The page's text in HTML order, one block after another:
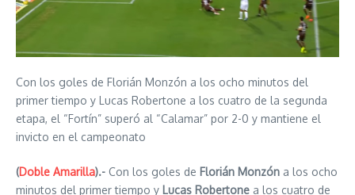
Con los goles de Florián Monzón a los ocho minutos del
primer tiempo y Lucas Robertone a los cuatro de la segunda
etapa, el “Fortín” superó al “Calamar” por 2-0 y mantiene el
invicto en el campeonato
(Doble Amarilla).- Con los goles de Florián Monzón a los ocho
minutos del primer tiempo y Lucas Robertone a los cuatro de